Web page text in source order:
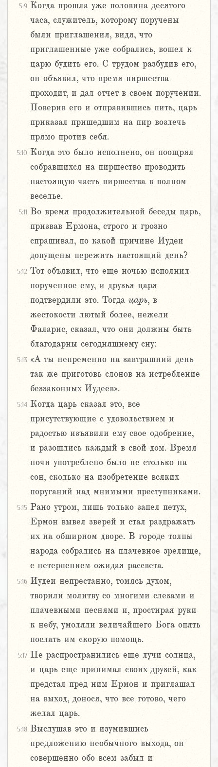
5:9 Когда прошла уже половина десятого
часа, служитель, которому поручены
были приглашения, видя, что
приглашенные уже собрались, вошел к
царю будить его. С трудом разбудив его,
он объявил, что время пиршества
проходит, и дал отчет в своем поручении.
Поверив его и отправившись пить, царь
приказал пришедшим на пир возлечь
прямо против себя.
5:10 Когда это было исполнено, он поощрял
собравшихся на пиршество проводить
настоящую часть пиршества в полном
веселье.
5:11 Во время продолжительной беседы царь,
призвав Ермона, строго и грозно
спрашивал, по какой причине Иудеи
допущены пережить настоящий день?
5:12 Тот объявил, что еще ночью исполнил
порученное ему, и друзья царя
подтвердили это. Тогда царь, в
жестокости лютый более, нежели
Фаларис, сказал, что они должны быть
благодарны сегодняшнему сну:
5:13 «А ты непременно на завтрашний день
так же приготовь слонов на истребление
беззаконных Иудеев».
5:14 Когда царь сказал это, все
присутствующие с удовольствием и
радостью изъявили ему свое одобрение,
и разошлись каждый в свой дом. Время
ночи употреблено было не столько на
сон, сколько на изобретение всяких
поруганий над мнимыми преступниками.
5:15 Рано утром, лишь только запел петух,
Ермон вывел зверей и стал раздражать
их на обширном дворе. В городе толпы
народа собрались на плачевное зрелище,
с нетерпением ожидая рассвета.
5:16 Иудеи непрестанно, томясь духом,
творили молитву со многими слезами и
плачевными песнями и, простирая руки
к небу, умоляли величайшего Бога опять
послать им скорую помощь.
5:17 Не распространились еще лучи солнца,
и царь еще принимал своих друзей, как
предстал пред ним Ермон и приглашал
на выход, донося, что все готово, чего
желал царь.
5:18 Выслушав это и изумившись
предложению необычного выхода, он
совершенно обо всем забыл и